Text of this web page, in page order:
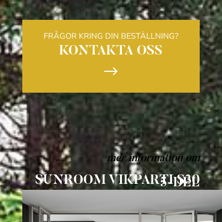
mängd
FRÅGOR KRING DIN BESTÄLLNING?
KONTAKTA OSS
$
mer information om
SUNROOM VIKPARTI S30
5-DEL